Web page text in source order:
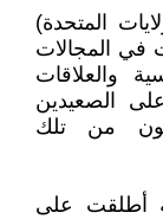
المتحدة)
في المجالات
والعلاقات
على الصعيدين
من تلك
أطلقت على